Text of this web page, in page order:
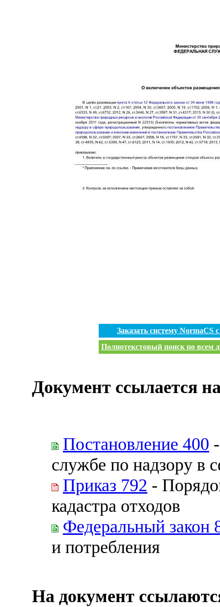
Заказать систему
Полнотекстовый поиск по всем
Документ ссылается
Постановление 400
службе по надзору в
Приказ 792 -
кадастра отходов
Федеральный закон
и потребления
На документ